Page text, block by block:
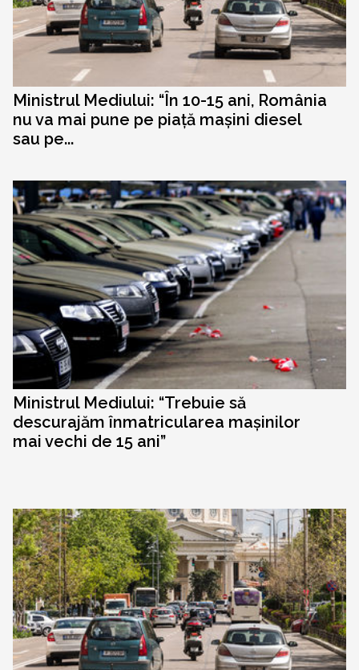
Ministrul Mediului: “În 10-15 ani, România
nu va mai pune pe piață mașini diesel
sau pe...
Ministrul Mediului: “Trebuie să
descurajăm înmatricularea mașinilor
mai vechi de 15 ani”